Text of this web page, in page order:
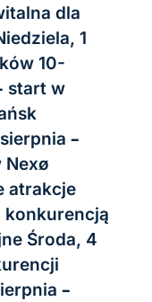
dla
1
10-
start w
–
Nexø
atrakcje
konkurencją
Środa, 4
–